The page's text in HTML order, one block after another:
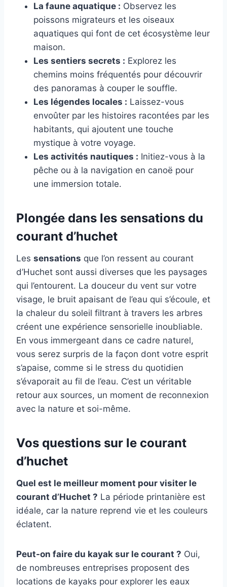
La faune aquatique : Observez les
poissons migrateurs et les oiseaux
aquatiques qui font de cet écosystème leur
maison.
Les sentiers secrets : Explorez les
chemins moins fréquentés pour découvrir
des panoramas à couper le souffle.
Les légendes locales : Laissez-vous
envoûter par les histoires racontées par les
habitants, qui ajoutent une touche
mystique à votre voyage.
Les activités nautiques : Initiez-vous à la
pêche ou à la navigation en canoë pour
une immersion totale.
Plongée dans les sensations du
courant d’huchet
Les sensations que l’on ressent au courant
d’Huchet sont aussi diverses que les paysages
qui l’entourent. La douceur du vent sur votre
visage, le bruit apaisant de l’eau qui s’écoule, et
la chaleur du soleil filtrant à travers les arbres
créent une expérience sensorielle inoubliable.
En vous immergeant dans ce cadre naturel,
vous serez surpris de la façon dont votre esprit
s’apaise, comme si le stress du quotidien
s’évaporait au fil de l’eau. C’est un véritable
retour aux sources, un moment de reconnexion
avec la nature et soi-même.
Vos questions sur le courant
d’huchet
Quel est le meilleur moment pour visiter le
courant d’Huchet ? La période printanière est
idéale, car la nature reprend vie et les couleurs
éclatent.
Peut-on faire du kayak sur le courant ? Oui,
de nombreuses entreprises proposent des
locations de kayaks pour explorer les eaux